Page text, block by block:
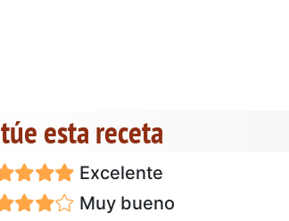
esta receta
Excelente
Muy bueno